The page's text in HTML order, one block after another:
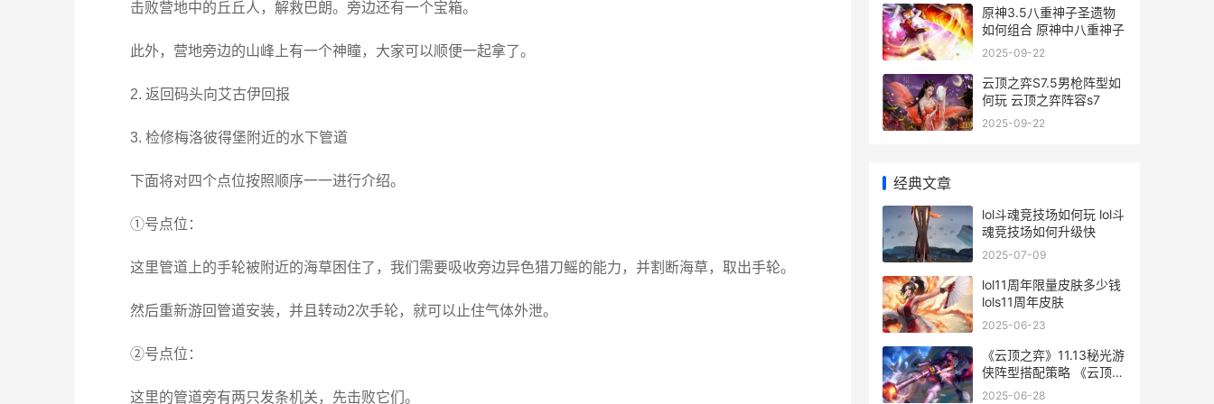
击败营地中的丘丘人，解救巴朗。旁边还有一个宝箱。
此外，营地旁边的山峰上有一个神瞳，大家可以顺便一起拿了。
2. 返回码头向艾古伊回报
3. 检修梅洛彼得堡附近的水下管道
下面将对四个点位按照顺序一一进行介绍。
①号点位：
这里管道上的手轮被附近的海草困住了，我们需要吸收旁边异色猎刀鳐的能力，并割断海草，取出手轮。
然后重新游回管道安装，并且转动2次手轮，就可以止住气体外泄。
②号点位：
这里的管道旁有两只发条机关，先击败它们。
原神3.5八重神子圣遗物
如何组合 原神中八重神子
2025-09-22
云顶之弈S7.5男枪阵型如
何玩 云顶之弈阵容s7
2025-09-22
经典文章
lol斗魂竞技场如何玩 lol斗
魂竞技场如何升级快
2025-07-09
lol11周年限量皮肤多少钱
lols11周年皮肤
2025-06-23
《云顶之弈》11.13秘光游
侠阵型搭配策略 《云顶之
弈》如何删除和重新创建
2025-06-28